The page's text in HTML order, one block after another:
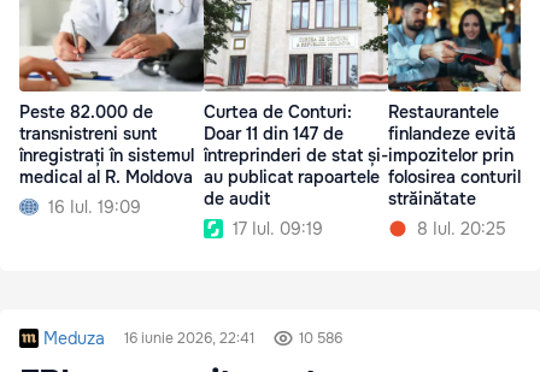
Peste 82.000 de
transnistreni sunt
înregistrați în sistemul
medical al R. Moldova
16 Iul. 19:09
Curtea de Conturi:
Doar 11 din 147 de
întreprinderi de stat și-
au publicat rapoartele
de audit
17 Iul. 09:19
Restaurantele
finlandeze evită
impozitelor prin
folosirea
străinătate
8 Iul. 20:25
Meduza 16 iunie 2026, 22:41 10 586